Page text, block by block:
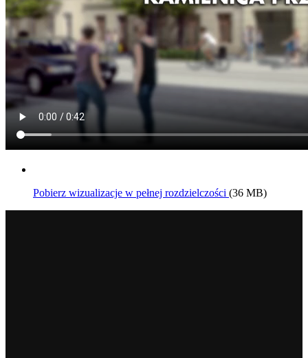
Pobierz wizualizacje w pełnej rozdzielczości (36 MB)